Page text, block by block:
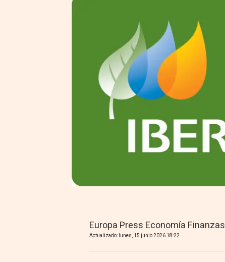
Europa Press Economía Finanzas
Actualizado: lunes, 15 junio 2026 18:22